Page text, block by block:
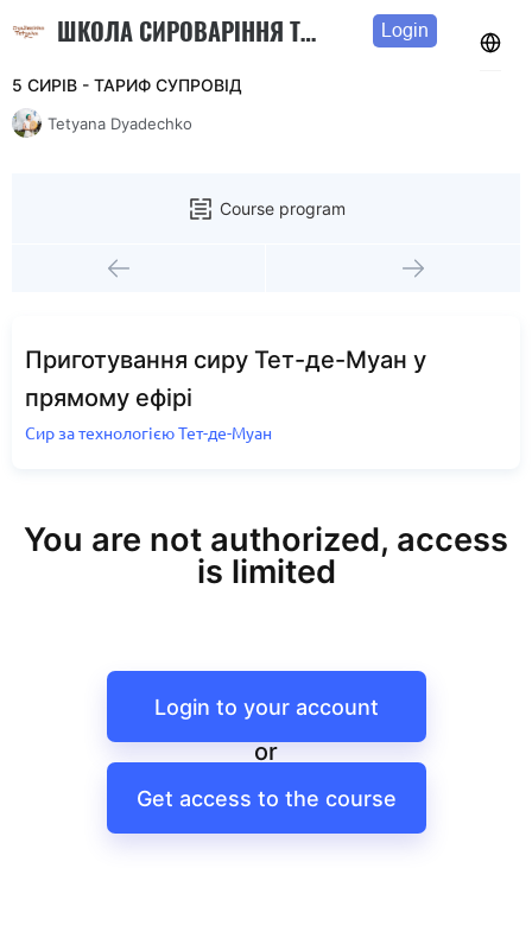
ШКОЛА СИРОВАРІННЯ ТЕТЯНИ ДЯДЕЧКО Login
5 СИРІВ - ТАРИФ СУПРОВІД
Tetyana Dyadechko
Course program
Приготування сиру Тет-де-Муан у
прямому ефірі
Сир за технологією Тет-де-Муан
You are not authorized, access
is limited
Login to your account
or
Get access to the course